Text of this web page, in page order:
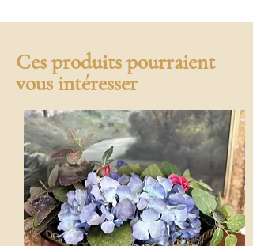
Ces produits pourraient
vous intéresser